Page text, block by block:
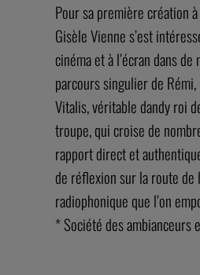
Pour sa première création
Gisèle Vienne s’est
cinéma et à l’écran dans
parcours singulier de
Vitalis, véritable dandy roi
troupe, qui croise de
rapport direct et
de réflexion sur la route de
radiophonique que l’on
* Société des ambianceurs